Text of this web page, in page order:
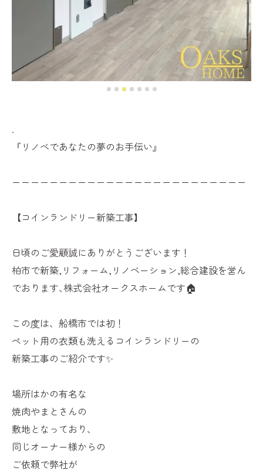
.
『リノベであなたの夢のお手伝い』
ーーーーーーーーーーーーーーーーーーーーーーーーー
【コインランドリー新築工事】
日頃のご愛顧誠にありがとうございます！
柏市で新築,リフォーム,リノベーション,総合建設を営ん
でおります､株式会社オークスホームです🏠
この度は、船橋市では初！
ペット用の衣類も洗えるコインランドリーの
新築工事のご紹介です✨
場所はかの有名な
焼肉やまとさんの
敷地となっており、
同じオーナー様からの
ご依頼で弊社が